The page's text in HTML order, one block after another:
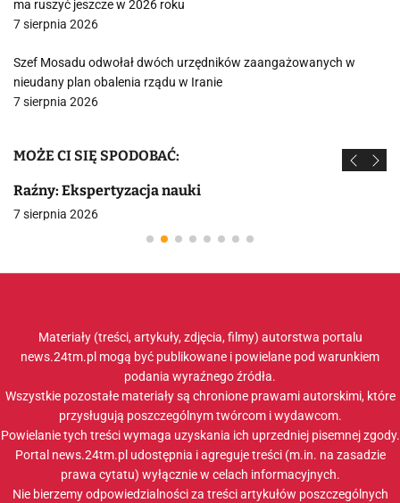
ma ruszyć jeszcze w 2026 roku
7 sierpnia 2026
Szef Mosadu odwołał dwóch urzędników zaangażowanych w
nieudany plan obalenia rządu w Iranie
7 sierpnia 2026
MOŻE CI SIĘ SPODOBAĆ:
Raźny: Ekspertyzacja nauki
7 sierpnia 2026
Materiały (treści, artykuły, zdjęcia, filmy) autorstwa portalu
news.24tm.pl mogą być publikowane i powielane pod warunkiem
podania wyraźnego źródła.
Wszystkie pozostałe materiały są chronione prawami autorskimi, które
przysługują poszczególnym twórcom i wydawcom.
Powielanie tych treści wymaga uzyskania ich uprzedniej pisemnej zgody.
Portal news.24tm.pl udostępnia i agreguje treści (m.in. na zasadzie
prawa cytatu) wyłącznie w celach informacyjnych.
Nie bierzemy odpowiedzialności za treści artykułów poszczególnych